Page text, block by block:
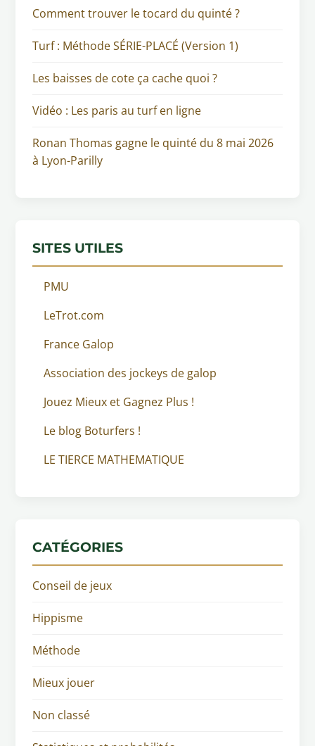
Comment trouver le tocard du quinté ?
Turf : Méthode SÉRIE-PLACÉ (Version 1)
Les baisses de cote ça cache quoi ?
Vidéo : Les paris au turf en ligne
Ronan Thomas gagne le quinté du 8 mai 2026
à Lyon-Parilly
SITES UTILES
PMU
LeTrot.com
France Galop
Association des jockeys de galop
Jouez Mieux et Gagnez Plus !
Le blog Boturfers !
LE TIERCE MATHEMATIQUE
CATÉGORIES
Conseil de jeux
Hippisme
Méthode
Mieux jouer
Non classé